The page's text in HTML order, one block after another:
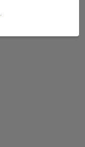
.